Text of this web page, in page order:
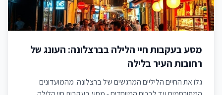
מסע בעקבות חיי הלילה בברצלונה: העונג של
רחובות העיר בלילה
גלו את החיים הליליים המרגשים של ברצלונה. מהמועדונים